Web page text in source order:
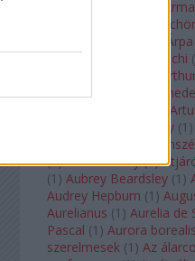
Arnold
(2) Artemisia Gentileschi (
Galéria
Arturo
Art Shay (1 )
Ascher Tamás
(2) Asteroid City (1)
(1 ) Aubrey Beardsley (1 )
Audrey Hepburn (1 )
Aurelianus (1 ) Aurelia de
Pascal (1 ) Aurora borealis
szerelmesek (1 ) Az